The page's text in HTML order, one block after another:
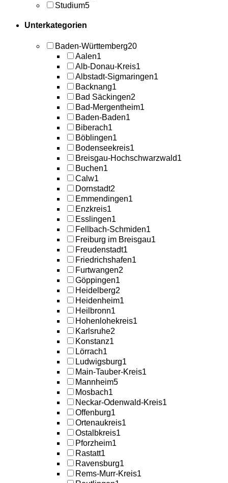
Studium5
Unterkategorien
Baden-Württemberg20
Aalen1
Alb-Donau-Kreis1
Albstadt-Sigmaringen1
Backnang1
Bad Säckingen2
Bad-Mergentheim1
Baden-Baden1
Biberach1
Böblingen1
Bodenseekreis1
Breisgau-Hochschwarzwald1
Buchen1
Calw1
Dornstadt2
Emmendingen1
Enzkreis1
Esslingen1
Fellbach-Schmiden1
Freiburg im Breisgau1
Freudenstadt1
Friedrichshafen1
Furtwangen2
Göppingen1
Heidelberg2
Heidenheim1
Heilbronn1
Hohenlohekreis1
Karlsruhe2
Konstanz1
Lörrach1
Ludwigsburg1
Main-Tauber-Kreis1
Mannheim5
Mosbach1
Neckar-Odenwald-Kreis1
Offenburg1
Ortenaukreis1
Ostalbkreis1
Pforzheim1
Rastatt1
Ravensburg1
Rems-Murr-Kreis1